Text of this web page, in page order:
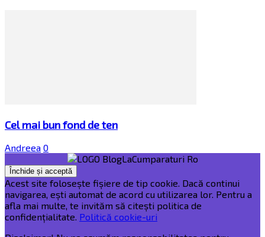
Cel mai bun fond de ten
Andreea 0
Acest site folosește fișiere de tip cookie. Dacă continui
navigarea, ești automat de acord cu utilizarea lor. Pentru a
afla mai multe, te invităm să citești politica de
confidențialitate. Politică cookie-uri